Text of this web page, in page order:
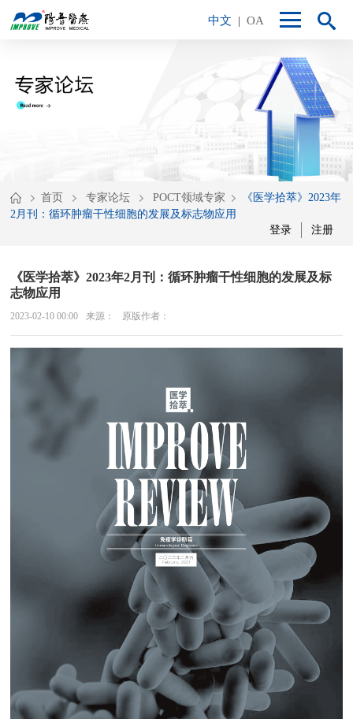
中文 | OA
首页 专家论坛 POCT领域专家
《医学拾萃》2023年
2月刊：循环肿瘤干性细胞的发展及标志物应用
登录
注册
《医学拾萃》2023年2月刊：循环肿瘤干性细胞的发展及标
志物应用
2023-02-10 00:00 来源： 原版作者：